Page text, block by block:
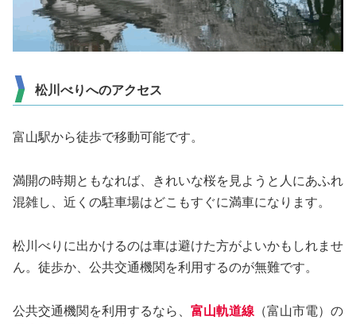
松川べりへのアクセス
富山駅から徒歩で移動可能です。
満開の時期ともなれば、きれいな桜を見ようと人にあふれ
混雑し、近くの駐車場はどこもすぐに満車になります。
松川べりに出かけるのは車は避けた方がよいかもしれませ
ん。徒歩か、公共交通機関を利用するのが無難です。
公共交通機関を利用するなら、 富山軌道線 （富山市電）の